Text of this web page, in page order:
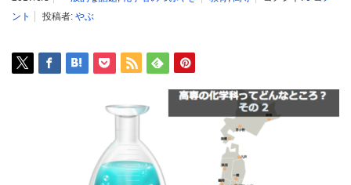
ント
投稿者: やぶ